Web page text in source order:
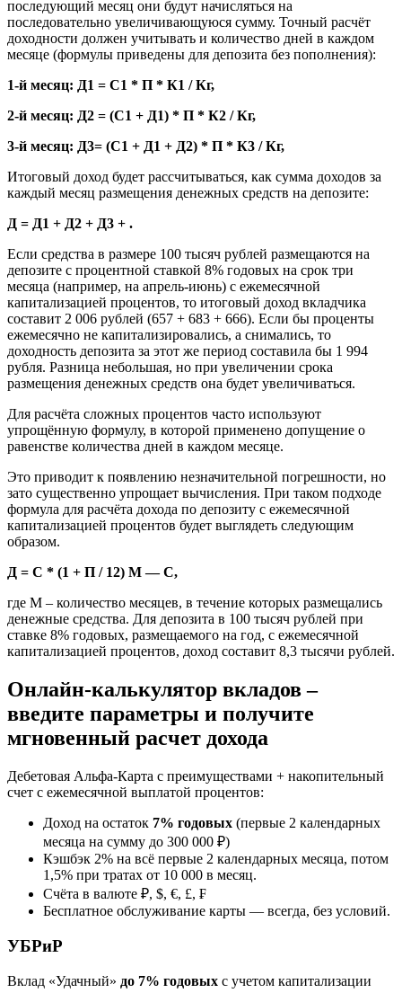
последующий месяц они будут начисляться на
последовательно увеличивающуюся сумму. Точный расчёт
доходности должен учитывать и количество дней в каждом
месяце (формулы приведены для депозита без пополнения):
1-й месяц: Д1 = С1 * П * К1 / Кг,
2-й месяц: Д2 = (С1 + Д1) * П * К2 / Кг,
3-й месяц: Д3= (С1 + Д1 + Д2) * П * К3 / Кг,
Итоговый доход будет рассчитываться, как сумма доходов за
каждый месяц размещения денежных средств на депозите:
Д = Д1 + Д2 + Д3 + .
Если средства в размере 100 тысяч рублей размещаются на
депозите с процентной ставкой 8% годовых на срок три
месяца (например, на апрель-июнь) с ежемесячной
капитализацией процентов, то итоговый доход вкладчика
составит 2 006 рублей (657 + 683 + 666). Если бы проценты
ежемесячно не капитализировались, а снимались, то
доходность депозита за этот же период составила бы 1 994
рубля. Разница небольшая, но при увеличении срока
размещения денежных средств она будет увеличиваться.
Для расчёта сложных процентов часто используют
упрощённую формулу, в которой применено допущение о
равенстве количества дней в каждом месяце.
Это приводит к появлению незначительной погрешности, но
зато существенно упрощает вычисления. При таком подходе
формула для расчёта дохода по депозиту с ежемесячной
капитализацией процентов будет выглядеть следующим
образом.
Д = С * (1 + П / 12) М — С,
где М – количество месяцев, в течение которых размещались
денежные средства. Для депозита в 100 тысяч рублей при
ставке 8% годовых, размещаемого на год, с ежемесячной
капитализацией процентов, доход составит 8,3 тысячи рублей.
Онлайн-калькулятор вкладов –
введите параметры и получите
мгновенный расчет дохода
Дебетовая Альфа-Карта с преимуществами + накопительный
счет с ежемесячной выплатой процентов:
Доход на остаток 7% годовых (первые 2 календарных
месяца на сумму до 300 000 ₽)
Кэшбэк 2% на всё первые 2 календарных месяца, потом
1,5% при тратах от 10 000 в месяц.
Счёта в валюте ₽, $, €, £, ₣
Бесплатное обслуживание карты — всегда, без условий.
УБРиР
Вклад «Удачный» до 7% годовых с учетом капитализации